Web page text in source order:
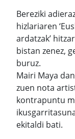
Bereziki
hizlariaren
ardatzak’
bistan zenez,
buruz.
Mairi Maya
zuen nota
kontrapuntu
ekitaldi bati.